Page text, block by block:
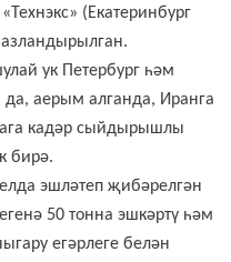
(Екатеринбург
.
ук Петербург һәм
да, аерым алганда, Иранга
кадәр сыйдырышлы
бирә.
эшләтеп җибәрелгән
50 тонна эшкәртү һәм
егәрлеге белән